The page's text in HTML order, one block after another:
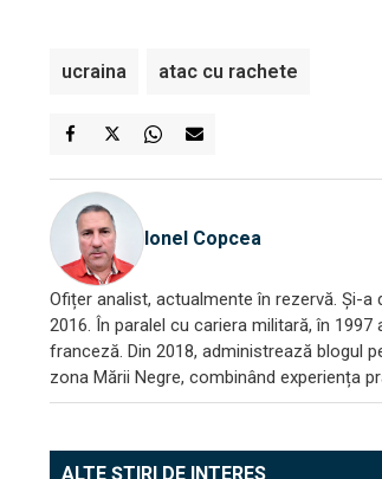
ucraina atac cu rachete
Ionel Copcea
Ofițer analist, actualmente în rezervă. Și-
2016. În paralel cu cariera militară, în
franceză. Din 2018, administrează blogul
zona Mării Negre, combinând experiența
ALTE ȘTIRI DE INTERES